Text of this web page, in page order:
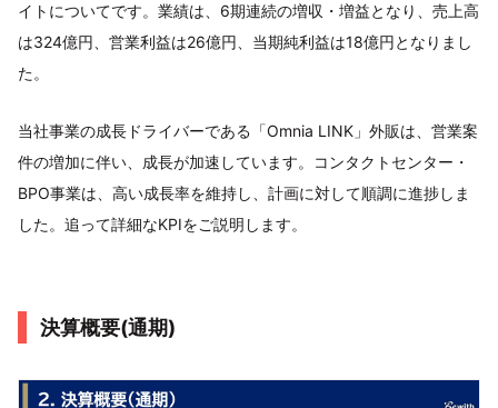
イトについてです。業績は、6期連続の増収・増益となり、売上高
は324億円、営業利益は26億円、当期純利益は18億円となりまし
た。
当社事業の成長ドライバーである「Omnia LINK」外販は、営業案
件の増加に伴い、成長が加速しています。コンタクトセンター・
BPO事業は、高い成長率を維持し、計画に対して順調に進捗しま
した。追って詳細なKPIをご説明します。
決算概要(通期)